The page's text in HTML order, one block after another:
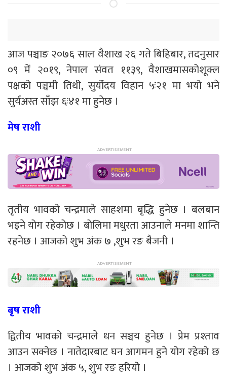
आज पञ्चाङ २०७६ साल वैशाख २६ गते बिहिबार, तदनुसार
०९ में २०१९, नेपाल संवत ११३९, वैशाखमासकोशूक्ल
पक्षको पञ्चमी तिथी, सुर्योदय विहान ५ः२१ मा भयो भने
सुर्यअस्त साँझ ६ः४१ मा हुनेछ ।
मेष राशी
तृतीय भावको चन्द्रमाले साहशमा बृद्धि हुनेछ । बलबान
भइने योग रहेकोछ । बोलिमा मधुरता आउनाले मनमा शान्ति
रहनेछ । आजको शुभ अंक ७ ,शुभ रङ बैजनी ।
बृष राशी
द्वितीय भावको चन्द्रमाले धन सञ्चय हुनेछ । प्रेम प्रश्ताव
आउन सक्नेछ । नातेदारबाट घन आगमन हुने योग रहेको छ
। आजको शुभ अंक ५, शुभ रङ हरियोे ।